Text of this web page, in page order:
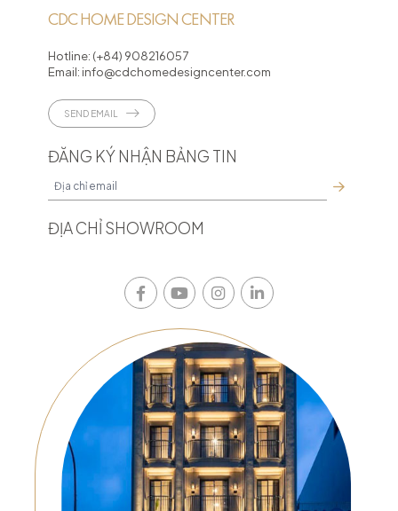
CDC HOME DESIGN CENTER
Hotline: (+84) 908216057
Email: info@cdchomedesigncenter.com
SEND EMAIL
ĐĂNG KÝ NHẬN BẢNG TIN
ĐỊA CHỈ SHOWROOM